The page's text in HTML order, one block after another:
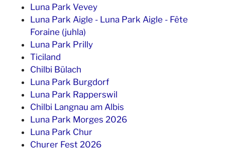
Luna Park Vevey
Luna Park Aigle - Luna Park Aigle - Fête
Foraine (juhla)
Luna Park Prilly
Ticiland
Chilbi Bülach
Luna Park Burgdorf
Luna Park Rapperswil
Chilbi Langnau am Albis
Luna Park Morges 2026
Luna Park Chur
Churer Fest 2026